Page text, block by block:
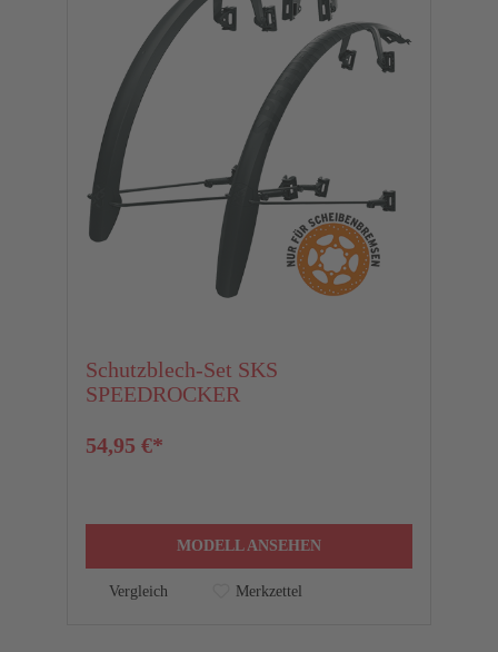
Schutzblech-Set SKS
SPEEDROCKER
54,95 €*
MODELL ANSEHEN
Vergleich Merkzettel